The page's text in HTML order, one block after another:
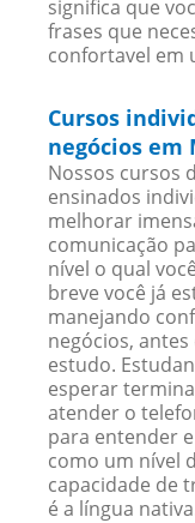
significa que
frases que
confortavel em
Cursos
negócios em
Nossos cursos
ensinados
melhorar
comunicação
nível o qual
breve você já
manejando
negócios,
estudo.
esperar
atender o
para entender
como um nível
capacidade de
é a língua